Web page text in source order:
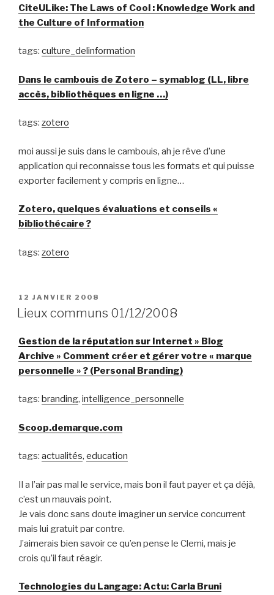
CiteULike: The Laws of Cool : Knowledge Work and
the Culture of Information
tags: culture_delinformation
Dans le cambouis de Zotero – symablog (LL, libre
accès, bibliothèques en ligne …)
tags: zotero
moi aussi je suis dans le cambouis, ah je rêve d’une
application qui reconnaisse tous les formats et qui puisse
exporter facilement y compris en ligne…
Zotero, quelques évaluations et conseils «
bibliothécaire ?
tags: zotero
PUBLIÉ
LE
12 JANVIER 2008
Lieux communs 01/12/2008
Gestion de la réputation sur Internet » Blog
Archive » Comment créer et gérer votre « marque
personnelle » ? (Personal Branding)
tags: branding, intelligence_personnelle
Scoop.demarque.com
tags: actualités, education
Il a l’air pas mal le service, mais bon il faut payer et ça déjà,
c’est un mauvais point.
Je vais donc sans doute imaginer un service concurrent
mais lui gratuit par contre.
J’aimerais bien savoir ce qu’en pense le Clemi, mais je
crois qu’il faut réagir.
Technologies du Langage: Actu: Carla Bruni